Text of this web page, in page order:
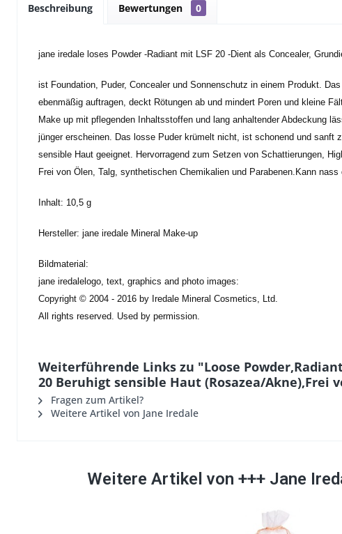
Beschreibung Bewertungen 0
jane iredale loses Powder -Radiant mit LSF 20 -Dient als Concealer,
ist Foundation, Puder, Concealer und Sonnenschutz in einem Produkt.
ebenmäßig auftragen, deckt Rötungen ab und mindert Poren und kleine
Make up mit pflegenden Inhaltsstoffen und lang anhaltender Abdeckung
jünger erscheinen. Das losse Puder krümelt nicht, ist schonend und sanft
sensible Haut geeignet. Hervorragend zum Setzen von Schattierungen,
Frei von Ölen, Talg, synthetischen Chemikalien und Parabenen.Kann nass
Inhalt: 10,5 g
Hersteller: jane iredale Mineral Make-up
Bildmaterial:
jane iredalelogo, text, graphics and photo images:
Copyright © 2004 - 2016 by Iredale Mineral Cosmetics, Ltd.
All rights reserved. Used by permission.
Weiterführende Links zu "Loose
20 Beruhigt sensible Haut (Rosazea/Akne),Frei
Fragen zum Artikel?
Weitere Artikel von Jane Iredale
Weitere Artikel von +++ Jane